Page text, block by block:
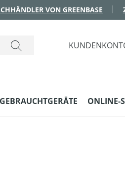
VON GREENBASE
ONLINE-